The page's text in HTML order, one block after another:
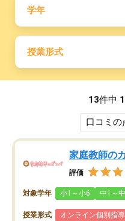
学年
授業形式
13件中
家庭教師の
評価
対象学年 小1～小6 中1～
授業形式 オンライン個別指